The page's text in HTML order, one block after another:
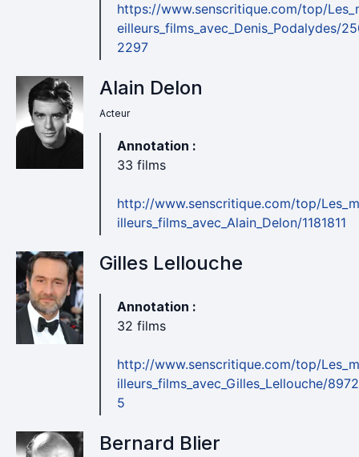
https://www.senscritique.com/top/
eilleurs_films_avec_Denis_Podalydes/
2297
Alain Delon
Acteur
Annotation :
33 films
http://www.senscritique.com/top/
illeurs_films_avec_Alain_Delon/1181811
Gilles Lellouche
Annotation :
32 films
http://www.senscritique.com/top/
illeurs_films_avec_Gilles_Lellouche/
5
Bernard Blier